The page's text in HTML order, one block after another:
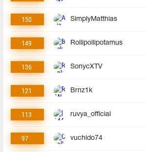
150 SimplyMatthias
149 Rollipollipotamus
136 SonycXTV
121 Brnz1k
113 ruvya_official
97 vuchido74